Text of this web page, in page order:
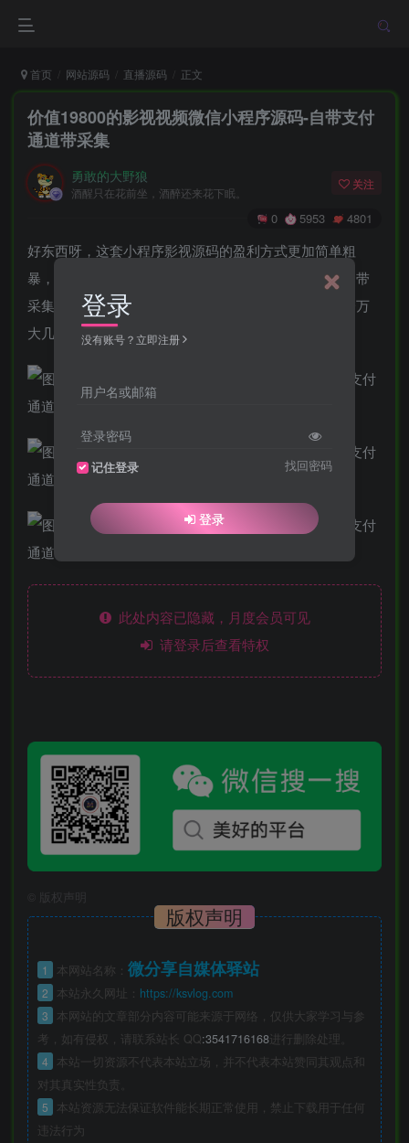
首页 网站源码 直播源码 正文
价值19800的影视视频微信小程序源码-自带支付
通道带采集
勇敢的大野狼
酒醒只在花前坐，酒醉还来花下眠。
关注
0 5953 4801
好东西呀，这套小程序影视源码的盈利方式更加简单粗
暴，卖会员的，只要无脑推广即可，自带支付通道，自带
采集。后台功能非常完整。这个东东，在其它站可能一万
大几，正经的，不信的，自己查下价格就晓得了。
此处内容已隐藏，月度会员可见
请登录后查看特权
版权声明
版权声明
1 本网站名称： 微分享自媒体驿站
2 本站永久网址： https://ksvlog.com
3
本网站的文章部分内容可能来源于网络，仅供大家学习与参
考，如有侵权，请联系站长 QQ:3541716168进行删除处理。
4
本站一切资源不代表本站立场，并不代表本站赞同其观点和
对其真实性负责。
5
本站资源无法保证软件能长期正常使用，禁止下载用于任何
违法行为
登录
没有账号？立即注册
用户名或邮箱
登录密码
记住登录 找回密码
登录